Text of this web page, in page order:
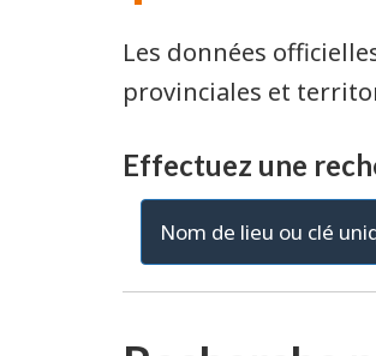
Les données
provinciales et
Effectuez une
Nom de lieu ou clé